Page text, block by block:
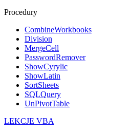
Procedury
CombineWorkbooks
Division
MergeCell
PasswordRemover
ShowCyrylic
ShowLatin
SortSheets
SQLQuery
UnPivotTable
LEKCJE VBA